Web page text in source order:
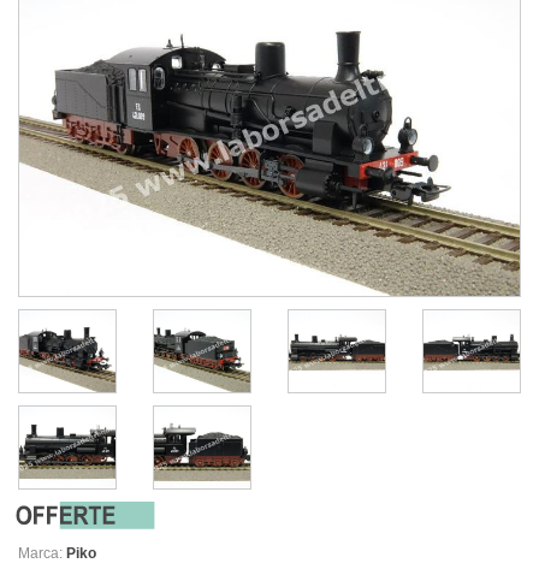
Marca: Piko